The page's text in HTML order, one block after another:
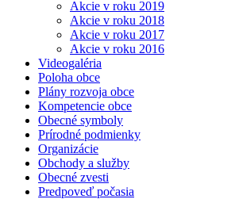
Akcie v roku 2019
Akcie v roku 2018
Akcie v roku 2017
Akcie v roku 2016
Videogaléria
Poloha obce
Plány rozvoja obce
Kompetencie obce
Obecné symboly
Prírodné podmienky
Organizácie
Obchody a služby
Obecné zvesti
Predpoveď počasia